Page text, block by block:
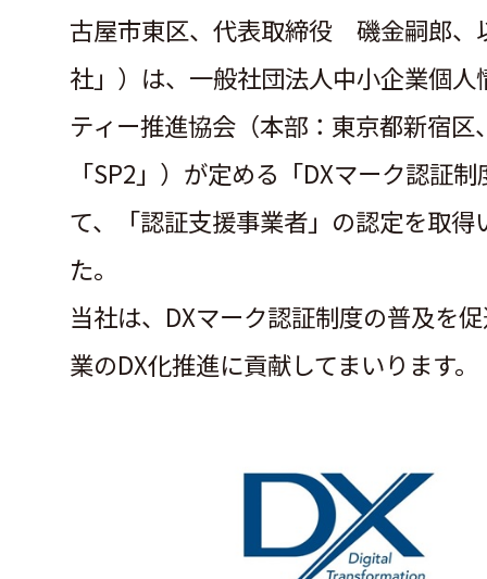
古屋市東区、代表取締役 磯金嗣郎、
社」）は、一般社団法人中小企業個人
ティー推進協会（本部：東京都新宿区
「SP2」）が定める「DXマーク認証
て、「認証支援事業者」の認定を取得
た。
当社は、DXマーク認証制度の普及を
業のDX化推進に貢献してまいります。